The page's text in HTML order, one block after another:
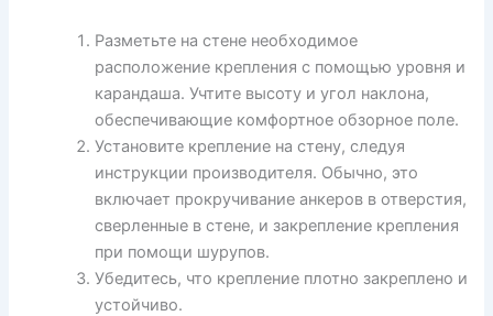
Разметьте на стене необходимое
расположение крепления с помощью уровня и
карандаша. Учтите высоту и угол наклона,
обеспечивающие комфортное обзорное поле.
Установите крепление на стену, следуя
инструкции производителя. Обычно, это
включает прокручивание анкеров в отверстия,
сверленные в стене, и закрепление крепления
при помощи шурупов.
Убедитесь, что крепление плотно закреплено и
устойчиво.